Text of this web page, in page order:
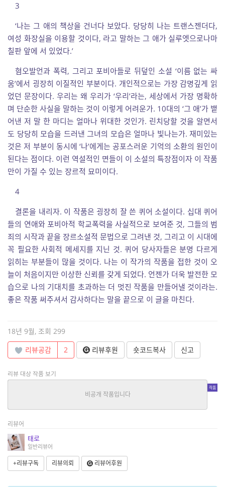
3
‘나는 그 애의 책상을 건너다 보았다. 당당히 나는 트랜스젠더다,
여성 화장실을 이용할 것이다, 라고 말하는 그 애가 실루엣으로나마
칠판 앞에 서 있었다.’
혐오발언과 폭력, 그리고 포비아들로 뒤덮인 소설 ‘이름 없는 싸
움’에서 굉장히 이질적인 부분이다. 개인적으로는 가장 감명깊게 읽
었던 문장이다. 우리는 왜 우리가 ‘우리’라는, 세상에서 가장 명확하
며 단순한 사실을 말하는 것이 이렇게 어려운가. 10대의 ‘그 애’가 뱉
어낸 저 말 한 마디는 얼마나 위대한 것인가. 린치당할 것을 알면서
도 당당히 모습을 드러낸 그녀의 모습은 얼마나 빛나는가. 재미있는
것은 저 부분이 동시에 ‘나’에게는 공포스러운 기억의 소환의 원인이
된다는 점이다. 이런 역설적인 면들이 이 소설의 특장점이자 이 작품
만이 가질 수 있는 장르적 묘미이다.
4
결론을 내리자. 이 작품은 굉장히 잘 쓴 퀴어 소설이다. 십대 퀴어
들의 연애와 포비아적 학교폭력을 사실적으로 보여준 것, 그들의 범
죄의 시작과 끝을 장르소설적 문법으로 그려낸 것, 그리고 이 시대에
꼭 필요한 사회적 메세지를 지닌 것. 퀴어 당사자들은 분명 다르게
읽히는 부분들이 많을 것이다. 나는 이 작가의 작품을 접한 것이 오
늘이 처음이지만 이상한 신뢰를 갖게 되었다. 언젠가 더욱 발전한 모
습으로 나의 기대치를 초과하는 더 멋진 작품을 만들어낼 것이라는.
좋은 작품 써주셔서 감사하다는 말을 끝으로 이 글을 마친다.
18년 9월, 조회 299
리뷰공감
2 리뷰후원 숏코드복사 신고
리뷰 대상 작품 보기
이름 없는 싸움
아그책
리뷰어
태로
일반리뷰어
+리뷰구독 리뷰의뢰 리뷰어후원